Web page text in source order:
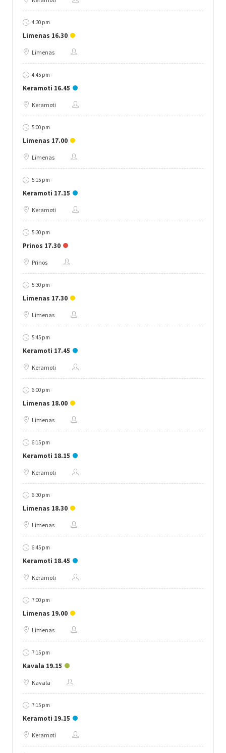
4:30 pm
Limenas 16.30
Limenas
4:45 pm
Keramoti 16.45
Keramoti
5:00 pm
Limenas 17.00
Limenas
5:15 pm
Keramoti 17.15
Keramoti
5:30 pm
Prinos 17.30
Prinos
5:30 pm
Limenas 17.30
Limenas
5:45 pm
Keramoti 17.45
Keramoti
6:00 pm
Limenas 18.00
Limenas
6:15 pm
Keramoti 18.15
Keramoti
6:30 pm
Limenas 18.30
Limenas
6:45 pm
Keramoti 18.45
Keramoti
7:00 pm
Limenas 19.00
Limenas
7:15 pm
Kavala 19.15
Kavala
7:15 pm
Keramoti 19.15
Keramoti